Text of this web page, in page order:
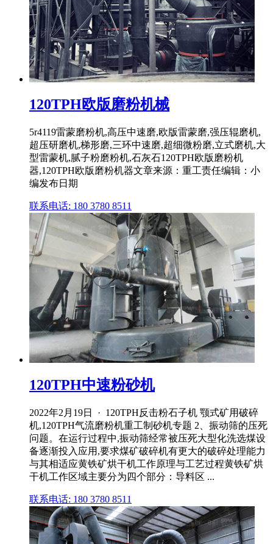
120TPH欧版磨粉机械
5r4119雷蒙磨粉机,高压中速磨,欧版雷蒙磨,强压辊磨机,
超压研磨机,梯形磨,三环中速磨,超细微粉磨,立式磨机,大
型雷蒙机,腻子粉磨粉机,石灰石120TPH欧版磨粉机
器,120TPH欧版磨粉机器文章来源：重工责任编辑：小
编发布日期
联系电话: 180 3780 8511
120TPH中速粉砂机
2022年2月19日 · 120TPH反击粉石子机 颚式矿用破碎
机,120TPH气流磨粉机重工制砂机专题 2、振动筛的压死
问题。在运行过程中,振动筛经常被压死大型化洗选煤设
备逐渐投入应用,要求煤矿破碎机有更大的破碎处理能力
与其相适应黄铁矿烘干机工作原理与工艺过程黄铁矿烘
干机工作区域主要分为四个部分：导料区 ...
联系电话: 180 3780 8511